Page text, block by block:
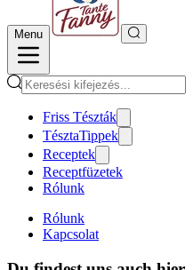
Menu
Friss Tészták
TésztaTippek
Receptek
Receptfüzetek
Rólunk
Rólunk
Kapcsolat